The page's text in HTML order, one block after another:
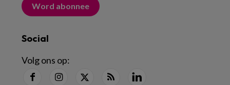
Word abonnee
Social
Volg ons op: